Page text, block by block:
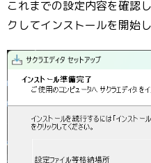
これまでの設定内容を確認
クしてインストールを開始し